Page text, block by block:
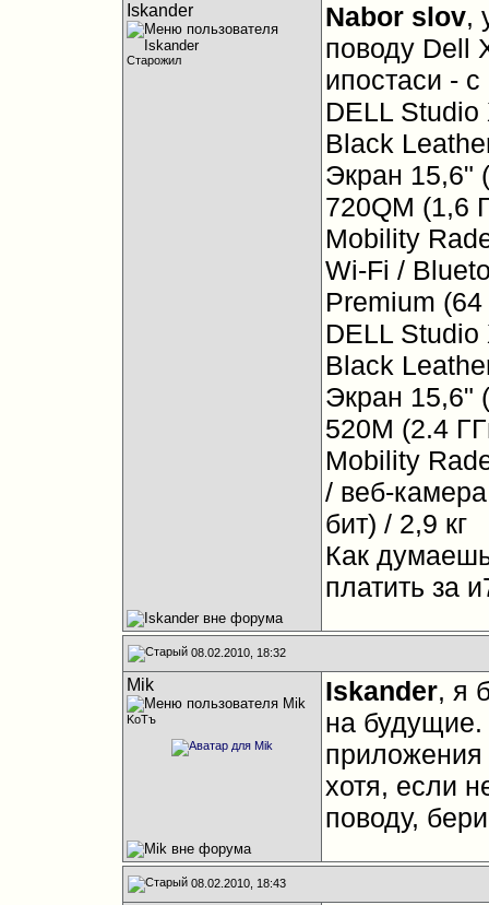
Iskander
Старожил
Nabor slov,
поводу Dell
ипостаси -
DELL
Black
Экран 15,6"
720QM (1,6
Mobility
Wi-Fi /
Premium (64
DELL
Black
Экран 15,6"
520M (2.4
Mobility
/ веб-
бит) / 2,9 кг
Как
платить за
08.02.2010, 18:32
Mik
KoTъ
Iskander, я
на будущие.
приложения
хотя, если
поводу,
08.02.2010, 18:43